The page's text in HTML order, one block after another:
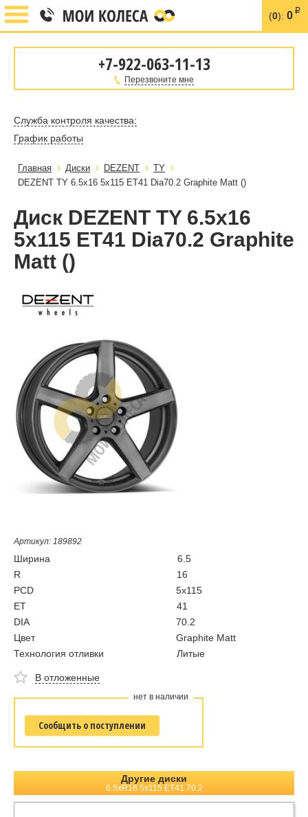
(0): 0 i
+7-922-063-11-13
Перезвоните мне
Служба контроля качества:
График работы
Главная Диски DEZENT
TY
DEZENT TY 6.5x16 5x115 ET41 Dia70.2 Graphite Matt ()
Диск DEZENT TY 6.5x16
5x115 ET41 Dia70.2 Graphite
Matt ()
Артикул: 189892
Ширина
6.5
R
16
PCD
5x115
ET
41
DIA
70.2
Цвет
Graphite Matt
Технология отливки
Литые
В отложенные
нет в наличии
Сообщить о поступлении
Другие диски
6.5xR16 5x115 ET41 70.2